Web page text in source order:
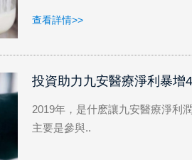
查看詳情>>
投資助力九安醫療淨利暴增
2019年，是什麽讓九安醫療淨利
主要是參與..